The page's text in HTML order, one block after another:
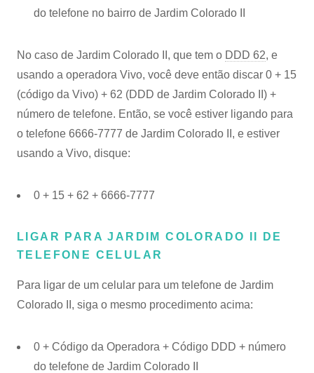
do telefone no bairro de Jardim Colorado II
No caso de Jardim Colorado II, que tem o DDD 62, e
usando a operadora Vivo, você deve então discar 0 + 15
(código da Vivo) + 62 (DDD de Jardim Colorado II) +
número de telefone. Então, se você estiver ligando para
o telefone 6666-7777 de Jardim Colorado II, e estiver
usando a Vivo, disque:
0 + 15 + 62 + 6666-7777
LIGAR PARA JARDIM COLORADO II DE
TELEFONE CELULAR
Para ligar de um celular para um telefone de Jardim
Colorado II, siga o mesmo procedimento acima:
0 + Código da Operadora + Código DDD + número
do telefone de Jardim Colorado II